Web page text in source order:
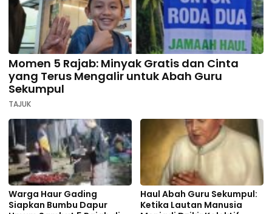
Momen 5 Rajab: Minyak Gratis dan Cinta
yang Terus Mengalir untuk Abah Guru
Sekumpul
TAJUK
Warga Haur Gading
Siapkan Bumbu Dapur
Haul Abah Guru Sekumpul:
Ketika Lautan Manusia